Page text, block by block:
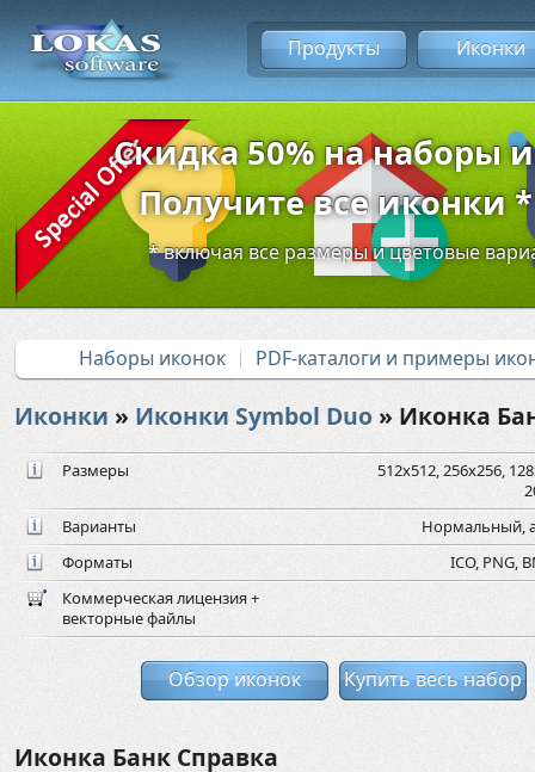
Продукты Иконки
Скидка 50% на наборы
Получите все иконки
* включая все размеры и цветовые
Наборы иконок PDF-каталоги и примеры
Иконки » Иконки Symbol Duo » Иконка
Размеры
512x512, 256x256,
Варианты
Нормальный,
Форматы
ICO, PNG,
Коммерческая лицензия +
векторные файлы
Обзор иконок Купить весь набор
Иконка Банк Справка